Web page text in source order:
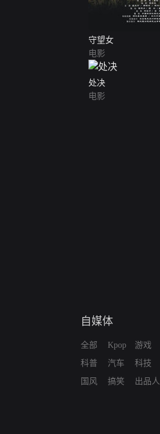
守望女
电影
处决
电影
自媒体
全部
科普
国风
Kpop
汽车
搞笑
游戏
科技
出品人